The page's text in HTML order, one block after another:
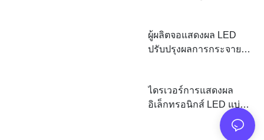
ผู้ผลิตจอแสดงผล LED
ปรับปรุงผลการกระจาย
ไดรเวอร์การแสดงผล
อิเล็กทรอนิกส์ LED แบ่ง
ออกเป็นสามประเภท